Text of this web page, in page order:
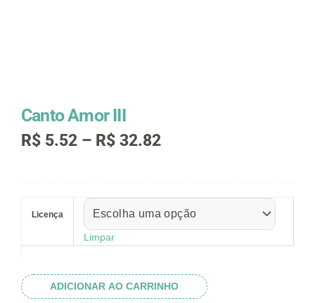
Canto Amor III
R$ 5.52 – R$ 32.82Faixa
através
R$ 32.82
Licença
Limpar
ADICIONAR AO CARRINHO